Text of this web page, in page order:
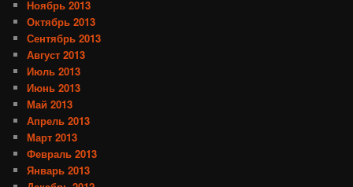
Ноябрь 2013
Октябрь 2013
Сентябрь 2013
Август 2013
Июль 2013
Июнь 2013
Май 2013
Апрель 2013
Март 2013
Февраль 2013
Январь 2013